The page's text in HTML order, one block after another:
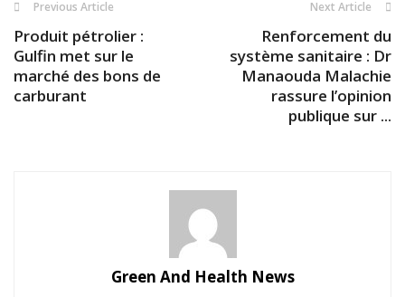
Previous Article
Produit pétrolier :
Gulfin met sur le
marché des bons de
carburant
Next Article
Renforcement du
système sanitaire : Dr
Manaouda Malachie
rassure l’opinion
publique sur ...
Green And Health News